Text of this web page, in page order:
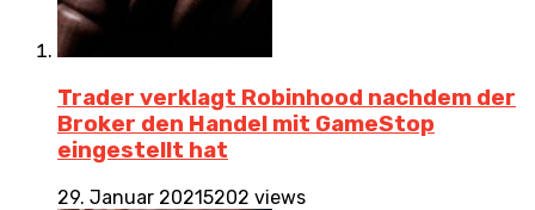
Trader verklagt Robinhood nachdem der
Broker den Handel mit GameStop
eingestellt hat
29. Januar 20215202 views